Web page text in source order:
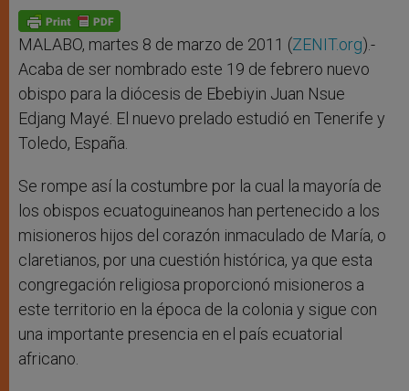
MALABO, martes 8 de marzo de 2011 (ZENIT.org).-
Acaba de ser nombrado este 19 de febrero nuevo
obispo para la diócesis de Ebebiyin Juan Nsue
Edjang Mayé. El nuevo prelado estudió en Tenerife y
Toledo, España.
Se rompe así la costumbre por la cual la mayoría de
los obispos ecuatoguineanos han pertenecido a los
misioneros hijos del corazón inmaculado de María, o
claretianos, por una cuestión histórica, ya que esta
congregación religiosa proporcionó misioneros a
este territorio en la época de la colonia y sigue con
una importante presencia en el país ecuatorial
africano.